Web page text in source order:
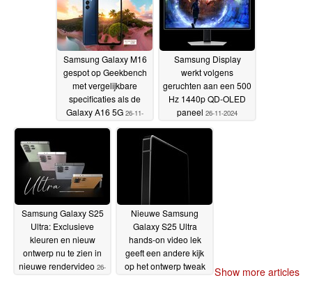
Samsung Galaxy M16
gespot op Geekbench
met vergelijkbare
specificaties als de
Galaxy A16 5G 26-11-
2024
Samsung Display
werkt volgens
geruchten aan een 500
Hz 1440p QD-OLED
paneel 26-11-2024
Samsung Galaxy S25
Ultra: Exclusieve
kleuren en nieuw
ontwerp nu te zien in
nieuwe rendervideo 26-
Nieuwe Samsung
Galaxy S25 Ultra
hands-on video lek
geeft een andere kijk
op het ontwerp tweak
Show more articles